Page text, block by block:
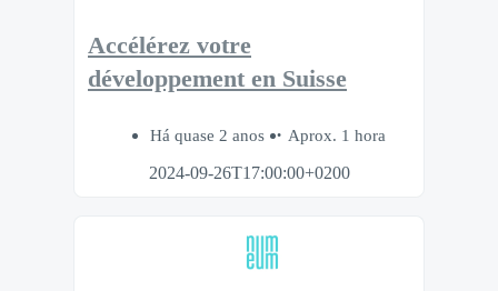
Accélérez votre
développement en Suisse
Há quase 2 anos
Aprox. 1 hora
2024-09-26T17:00:00+0200